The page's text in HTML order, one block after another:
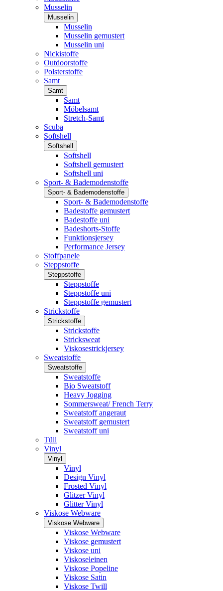
Musselin
Musselin
Musselin
Musselin gemustert
Musselin uni
Nickistoffe
Outdoorstoffe
Polsterstoffe
Samt
Samt
Samt
Möbelsamt
Stretch-Samt
Scuba
Softshell
Softshell
Softshell
Softshell gemustert
Softshell uni
Sport- & Bademodenstoffe
Sport- & Bademodenstoffe
Sport- & Bademodenstoffe
Badestoffe gemustert
Badestoffe uni
Badeshorts-Stoffe
Funktionsjersey
Performance Jersey
Stoffpanele
Steppstoffe
Steppstoffe
Steppstoffe
Steppstoffe uni
Steppstoffe gemustert
Strickstoffe
Strickstoffe
Strickstoffe
Stricksweat
Viskosestrickjersey
Sweatstoffe
Sweatstoffe
Sweatstoffe
Bio Sweatstoff
Heavy Jogging
Sommersweat/ French Terry
Sweatstoff angeraut
Sweatstoff gemustert
Sweatstoff uni
Tüll
Vinyl
Vinyl
Vinyl
Design Vinyl
Frosted Vinyl
Glitzer Vinyl
Glitter Vinyl
Viskose Webware
Viskose Webware
Viskose Webware
Viskose gemustert
Viskose uni
Viskoseleinen
Viskose Popeline
Viskose Satin
Viskose Twill